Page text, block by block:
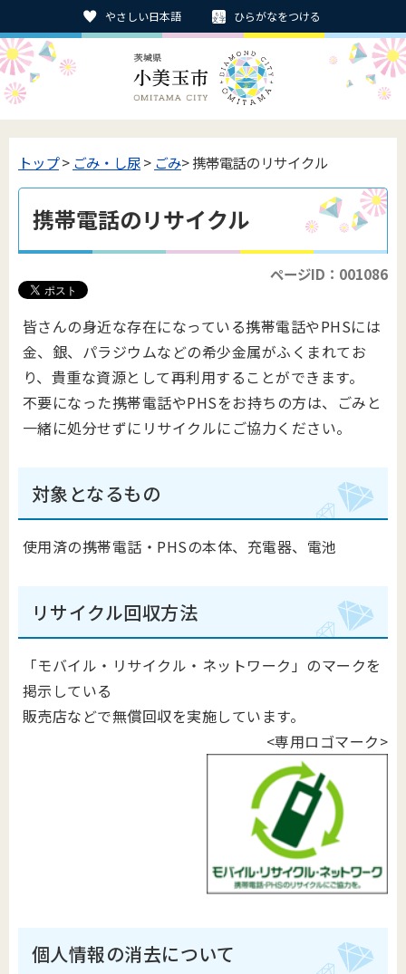
やさしい日本語 ひらがなをつける
トップ> ごみ・し尿> ごみ> 携帯電話のリサイクル
携帯電話のリサイクル
ページID：001086
皆さんの身近な存在になっている携帯電話やPHSには
金、銀、パラジウムなどの希少金属がふくまれてお
り、貴重な資源として再利用することができます。
不要になった携帯電話やPHSをお持ちの方は、ごみと
一緒に処分せずにリサイクルにご協力ください。
対象となるもの
使用済の携帯電話・PHSの本体、充電器、電池
リサイクル回収方法
「モバイル・リサイクル・ネットワーク」のマークを
掲示している
販売店などで無償回収を実施しています。
<専用ロゴマーク>
個人情報の消去について